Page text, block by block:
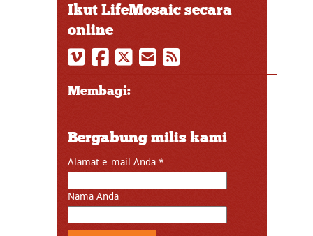
Ikut LifeMosaic secara
online
Membagi:
Bergabung milis kami
Alamat e-mail Anda *
Nama Anda